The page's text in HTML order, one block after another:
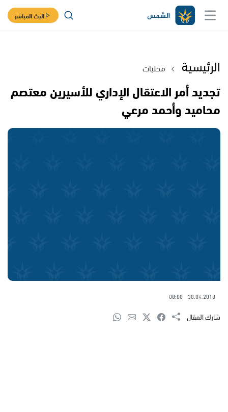
البث المباشر
الرئيسية محليات
تجديد أمر الاعتقال الإداري للأسيرين معتصم
محاميد وأحمد مرعي
30.04.2018
08:00
شارك المقال